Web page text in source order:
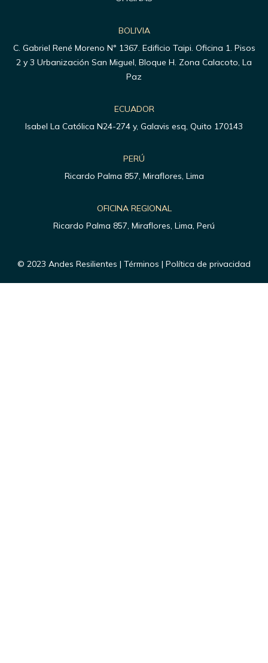
BOLIVIA
C. Gabriel René Moreno N° 1367. Edificio Taipi. Oficina 1. Pisos
2 y 3 Urbanización San Miguel, Bloque H. Zona Calacoto, La
Paz
ECUADOR
Isabel La Católica N24-274 y, Galavis esq, Quito 170143
PERÚ
Ricardo Palma 857, Miraflores, Lima
OFICINA REGIONAL
Ricardo Palma 857, Miraflores, Lima, Perú
© 2023 Andes Resilientes | Términos | Política de privacidad